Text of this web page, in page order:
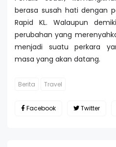
berasa susah hati dengan
Rapid KL. Walaupun
perubahan yang
menjadi suatu perkara
masa yang akan datang.
Berita Travel
Facebook Twitter